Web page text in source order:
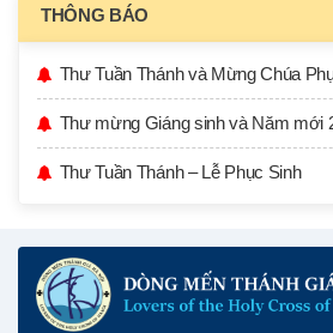
THÔNG BÁO
Thư Tuần Thánh và Mừng Chúa
Thư mừng Giáng sinh và Năm mới
Thư Tuần Thánh – Lễ Phục Sinh